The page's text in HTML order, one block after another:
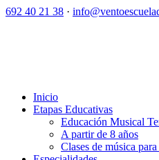
692 40 21 38 ·
Inicio
Etapas Educativas
Educación Musical
A partir de 8 años
Clases de música